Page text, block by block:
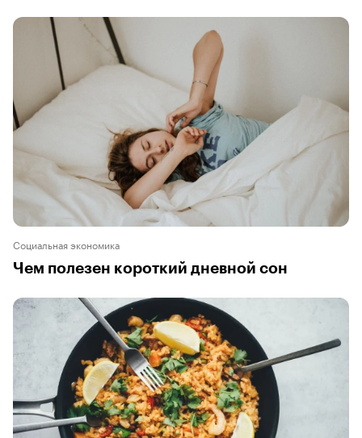
Социальная экономика
Чем полезен короткий дневной сон